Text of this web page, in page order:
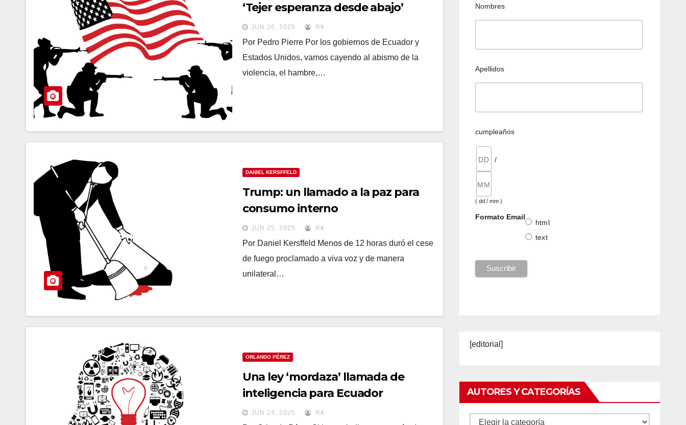
‘Tejer esperanza desde abajo’
JUN 26, 2025 RK
Por Pedro Pierre Por los gobiernos de Ecuador y
Estados Unidos, vamos cayendo al abismo de la
violencia, el hambre,…
DANIEL KERSFFELD
Trump: un llamado a la paz para
consumo interno
JUN 25, 2025 RK
Por Daniel Kersffeld Menos de 12 horas duró el cese
de fuego proclamado a viva voz y de manera
unilateral…
ORLANDO PÉREZ
Una ley ‘mordaza’ llamada de
inteligencia para Ecuador
JUN 24, 2025 RK
Nombres
Apellidos
cumpleaños
/
( dd / mm )
Formato Email
html
text
[editorial]
AUTORES Y CATEGORÍAS
Autores